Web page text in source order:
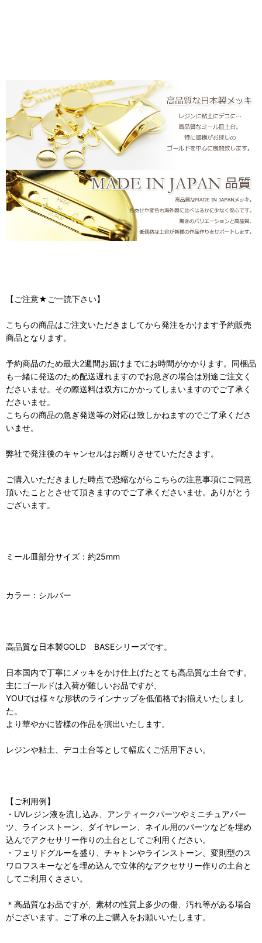
【ご注意★ご一読下さい】
こちらの商品はご注文いただきましてから発注をかけます予約販売
商品となります。
予約商品のため最大2週間お届けまでにお時間がかかります。同梱品
も一緒に発送のため配送遅れますのでお急ぎの場合は別途ご注文く
ださいませ。その際送料は双方にかかってしまいますのでご了承く
ださいませ。
こちらの商品の急ぎ発送等の対応は致しかねますのでご了承くださ
いませ。
弊社で発注後のキャンセルはお断りさせていただきます。
ご購入いただきました時点で恐縮ながらこちらの注意事項にご同意
頂いたこととさせて頂きますのでご了承くださいませ。ありがとう
ございます。
ミール皿部分サイズ：約25mm
カラー：シルバー
高品質な日本製GOLD BASEシリーズです。
日本国内で丁寧にメッキをかけ仕上げたとても高品質な土台です。
主にゴールドは入荷が難しいお品ですが、
YOUでは様々な形状のラインナップを低価格でお揃えいたしまし
た。
より華やかに皆様の作品を演出いたします。
レジンや粘土、デコ土台等として幅広くご活用下さい。
【ご利用例】
・UVレジン液を流し込み、アンティークパーツやミニチュアパー
ツ、ラインストーン、ダイヤレーン、ネイル用のパーツなどを埋め
込んでアクセサリー作りの土台としてご利用ください。
・フェリドグルーを盛り、チャトンやラインストーン、変則型のス
ワロフスキーなどを埋め込んで立体的なアクセサリー作りの土台と
してご利用くささい。
＊高品質なお品ですが、素材の性質上多少の傷、汚れ等がある場合
がございます。ご了承の上ご購入をお願いいたします。